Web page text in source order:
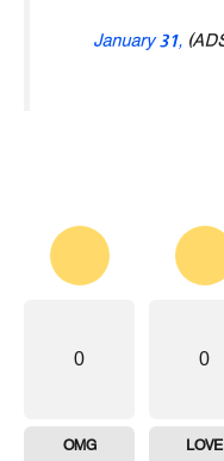
January 31,
0
LOVE
0
OMG